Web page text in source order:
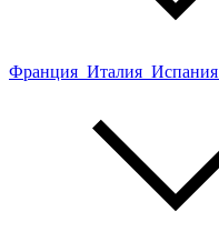
Франция Италия Испания